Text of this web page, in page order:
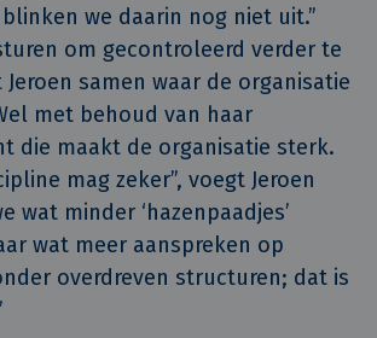
we daarin nog niet uit.”
om gecontroleerd verder te
Jeroen samen waar de organisatie
met behoud van haar
die maakt de organisatie sterk.
mag zeker”, voegt Jeroen
wat minder ‘hazenpaadjes’
wat meer aanspreken op
overdreven structuren; dat is